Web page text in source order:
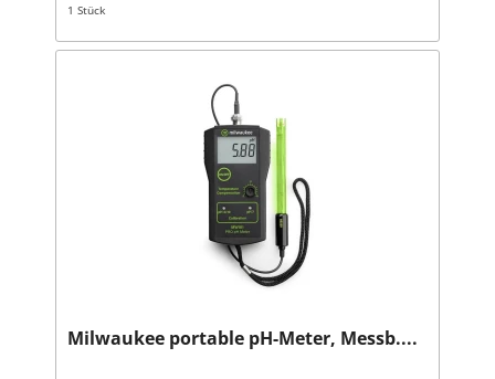
1 Stück
Milwaukee portable pH-Meter, Messb....